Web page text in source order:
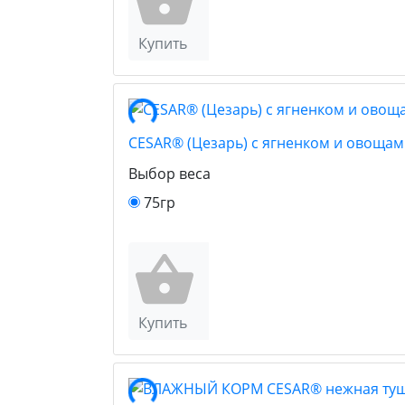
Купить
CESAR® (Цезарь) с ягненком и
Выбор веса
75гр
Купить